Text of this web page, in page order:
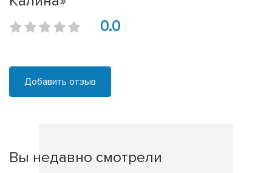
0.0
Добавить отзыв
Вы недавно смотрели